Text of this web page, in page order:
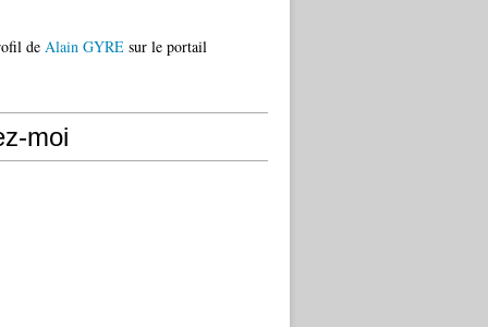
de Alain GYRE sur le portail
moi